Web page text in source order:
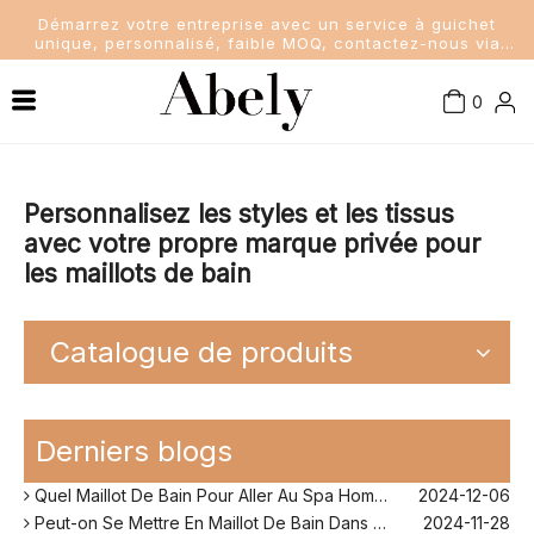
Démarrez votre entreprise avec un service à guichet
unique, personnalisé, faible MOQ, contactez-nous via
sales@abelyfashion.com
0
Maillots de bain femme
Maillots de bain pour hommes
Maillots de bain pour enfants
Dame Soutien-Gorge et Culottes
Connaissance de l'industrie
Nouvelles de la société
Nouvelles de l'industrie
Personnalisez les styles et les tissus
avec votre propre marque privée pour
les maillots de bain
Catalogue de produits
Derniers blogs
Comment Fonctionne Les Maillot De Bain Menstruel ?
Sans Retouche Rihanna Maillot De Bain ?
Quel Maillot De Bain Pour Aller Au Spa Homme ?
2024-12-06
Peut-on Se Mettre En Maillot De Bain Dans Son Jardin ?
2024-11-28